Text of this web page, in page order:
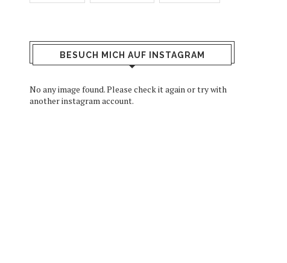
BESUCH MICH AUF INSTAGRAM
No any image found. Please check it again or try with
another instagram account.